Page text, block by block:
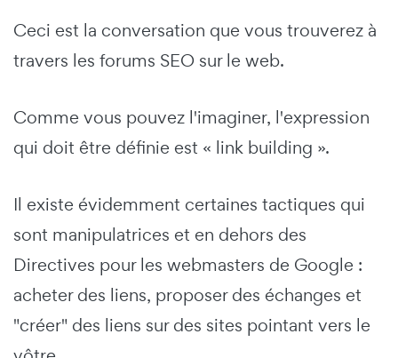
Ceci est la conversation que vous trouverez à
travers les forums SEO sur le web.
Comme vous pouvez l'imaginer, l'expression
qui doit être définie est « link building ».
Il existe évidemment certaines tactiques qui
sont manipulatrices et en dehors des
Directives pour les webmasters de Google :
acheter des liens, proposer des échanges et
"créer" des liens sur des sites pointant vers le